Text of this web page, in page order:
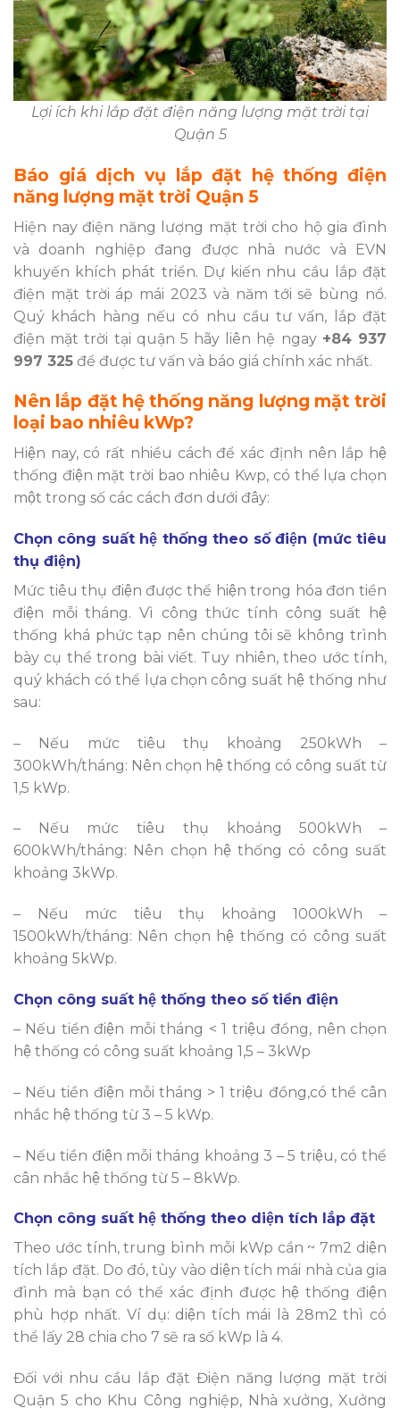
Lợi ích khi lắp đặt điện năng lượng mặt trời tại
Quận 5
Báo giá dịch vụ lắp đặt hệ thống điện
năng lượng mặt trời Quận 5
Hiện nay điện năng lượng mặt trời cho hộ gia đình
và doanh nghiệp đang được nhà nước và EVN
khuyến khích phát triển. Dự kiến nhu cầu lắp đặt
điện mặt trời áp mái 2023 và năm tới sẽ bùng nổ.
Quý khách hàng nếu có nhu cầu tư vấn, lắp đặt
điện mặt trời tại quận 5 hãy liên hệ ngay +84 937
997 325 để được tư vấn và báo giá chính xác nhất.
Nên lắp đặt hệ thống năng lượng mặt trời
loại bao nhiêu kWp?
Hiện nay, có rất nhiều cách để xác định nên lắp hệ
thống điện mặt trời bao nhiêu Kwp, có thể lựa chọn
một trong số các cách đơn dưới đây:
Chọn công suất hệ thống theo số điện (mức tiêu
thụ điện)
Mức tiêu thụ điện được thể hiện trong hóa đơn tiền
điện mỗi tháng. Vì công thức tính công suất hệ
thống khá phức tạp nên chúng tôi sẽ không trình
bày cụ thể trong bài viết. Tuy nhiên, theo ước tính,
quý khách có thể lựa chọn công suất hệ thống như
sau:
– Nếu mức tiêu thụ khoảng 250kWh –
300kWh/tháng: Nên chọn hệ thống có công suất từ
1,5 kWp.
– Nếu mức tiêu thụ khoảng 500kWh –
600kWh/tháng: Nên chọn hệ thống có công suất
khoảng 3kWp.
– Nếu mức tiêu thụ khoảng 1000kWh –
1500kWh/tháng: Nên chọn hệ thống có công suất
khoảng 5kWp.
Chọn công suất hệ thống theo số tiền điện
– Nếu tiền điện mỗi tháng < 1 triệu đồng, nên chọn
hệ thống có công suất khoảng 1,5 – 3kWp
– Nếu tiền điện mỗi tháng > 1 triệu đồng,có thể cân
nhắc hệ thống từ 3 – 5 kWp.
– Nếu tiền điện mỗi tháng khoảng 3 – 5 triệu, có thể
cân nhắc hệ thống từ 5 – 8kWp.
Chọn công suất hệ thống theo diện tích lắp đặt
Theo ước tính, trung bình mỗi kWp cần ~ 7m2 diện
tích lắp đặt. Do đó, tùy vào diện tích mái nhà của gia
đình mà bạn có thể xác định được hệ thống điện
phù hợp nhất. Ví dụ: diện tích mái là 28m2 thì có
thể lấy 28 chia cho 7 sẽ ra số kWp là 4.
Đối với nhu cầu lắp đặt Điện năng lượng mặt trời
Quận 5 cho Khu Công nghiệp, Nhà xưởng, Xưởng